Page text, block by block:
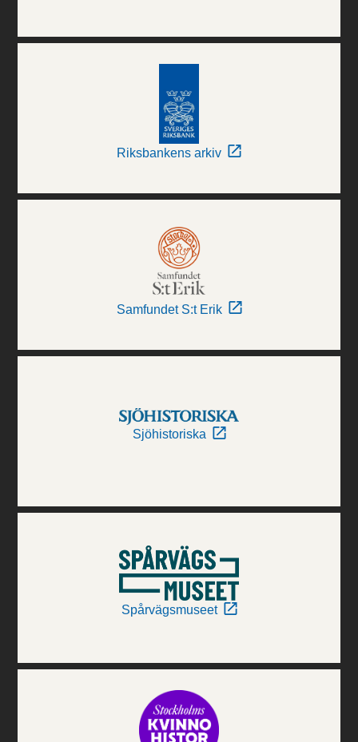
Riksbankens arkiv
Samfundet S:t Erik
Sjöhistoriska
Spårvägsmuseet